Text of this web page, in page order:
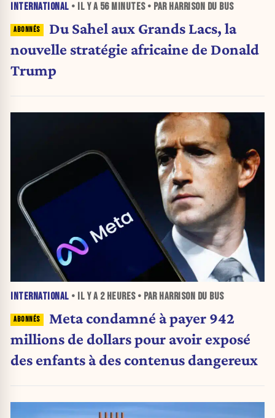
INTERNATIONAL • IL Y A 56 MINUTES• PAR HARRISON DU BUS
Du Sahel aux Grands Lacs, la
nouvelle stratégie africaine de Donald
Trump
INTERNATIONAL • IL Y A 2 HEURES• PAR HARRISON DU BUS
Meta condamné à payer 942
millions de dollars pour avoir exposé
des enfants à des contenus dangereux